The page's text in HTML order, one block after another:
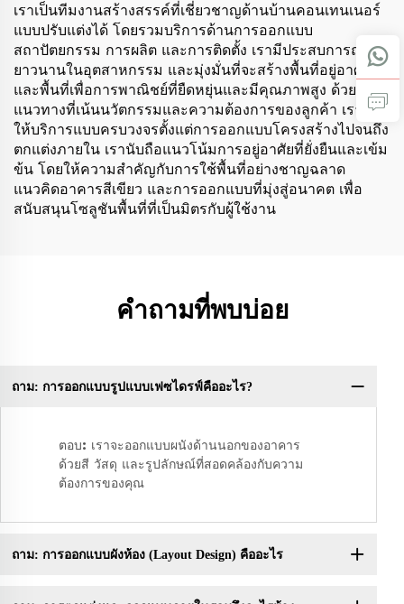
เราเป็นทีมงานสร้างสรรค์ที่เชี่ยวชาญด้านบ้านคอนเทนเนอร์
แบบปรับแต่งได้ โดยรวมบริการด้านการออกแบบ
สถาปัตยกรรม การผลิต และการติดตั้ง เรามีประสบการณ์อัน
ยาวนานในอุตสาหกรรม และมุ่งมั่นที่จะสร้างพื้นที่อยู่อาศัย
และพื้นที่เพื่อการพาณิชย์ที่ยืดหยุ่นและมีคุณภาพสูง ด้วย
แนวทางที่เน้นนวัตกรรมและความต้องการของลูกค้า เราจึง
ให้บริการแบบครบวงจรตั้งแต่การออกแบบโครงสร้างไปจนถึง
ตกแต่งภายใน เรานับถือแนวโน้มการอยู่อาศัยที่ยั่งยืนและเข้ม
ข้น โดยให้ความสำคัญกับการใช้พื้นที่อย่างชาญฉลาด
แนวคิดอาคารสีเขียว และการออกแบบที่มุ่งสู่อนาคต เพื่อ
สนับสนุนโซลูชันพื้นที่ที่เป็นมิตรกับผู้ใช้งาน
คำถามที่พบบ่อย
ถาม: การออกแบบรูปแบบเฟซไดรฟ์คืออะไร?
ตอบ: เราจะออกแบบผนังด้านนอกของอาคาร
ด้วยสี วัสดุ และรูปลักษณ์ที่สอดคล้องกับความ
ต้องการของคุณ
ถาม: การออกแบบผังห้อง (Layout Design) คืออะไร